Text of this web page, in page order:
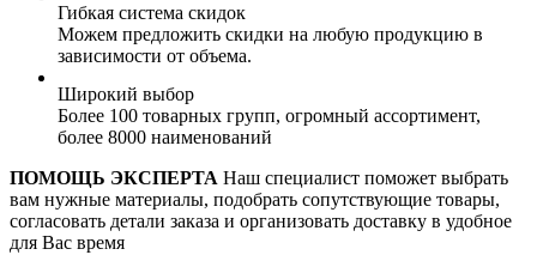
Гибкая система скидок
Можем предложить скидки на любую продукцию в
зависимости от объема.
Широкий выбор
Более 100 товарных групп, огромный ассортимент,
более 8000 наименований
ПОМОЩЬ ЭКСПЕРТА Наш специалист поможет выбрать
вам нужные материалы, подобрать сопутствующие товары,
согласовать детали заказа и организовать доставку в удобное
для Вас время